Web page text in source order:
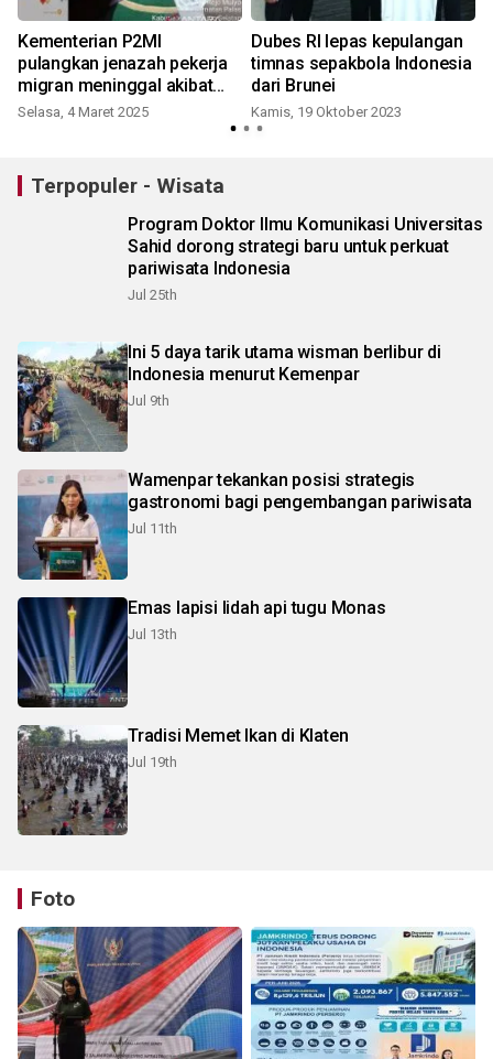
Kementerian P2MI
pulangkan jenazah pekerja
migran meninggal akibat
sakit dari Brunei
Selasa, 4 Maret 2025
Dubes RI lepas kepulangan
timnas sepakbola Indonesia
dari Brunei
Kamis, 19 Oktober 2023
Terpopuler - Wisata
Program Doktor Ilmu Komunikasi Universitas
Sahid dorong strategi baru untuk perkuat
pariwisata Indonesia
Jul 25th
Ini 5 daya tarik utama wisman berlibur di
Indonesia menurut Kemenpar
Jul 9th
Wamenpar tekankan posisi strategis
gastronomi bagi pengembangan pariwisata
Jul 11th
Emas lapisi lidah api tugu Monas
Jul 13th
Tradisi Memet Ikan di Klaten
Jul 19th
Foto